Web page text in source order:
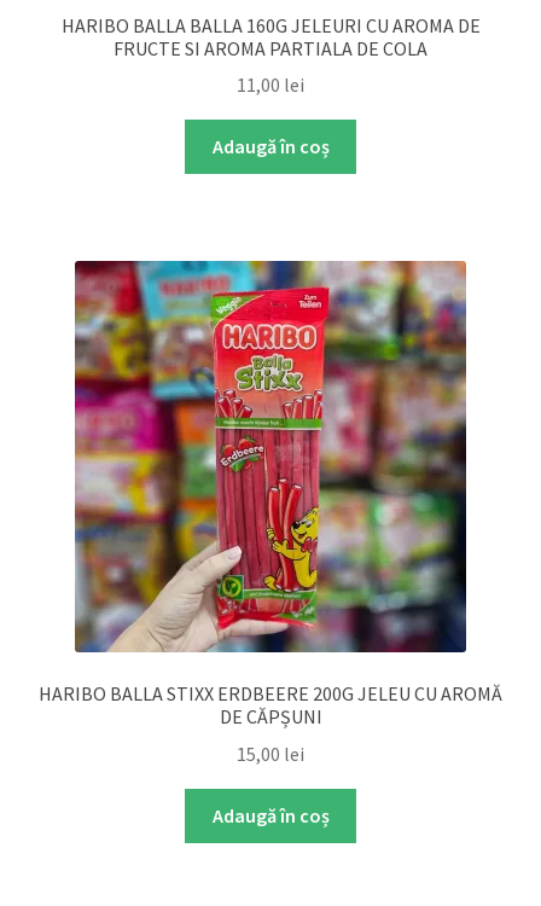
HARIBO BALLA BALLA 160G JELEURI CU AROMA DE
FRUCTE SI AROMA PARTIALA DE COLA
11,00 lei
Adaugă în coș
HARIBO BALLA STIXX ERDBEERE 200G JELEU CU AROMĂ
DE CĂPȘUNI
15,00 lei
Adaugă în coș